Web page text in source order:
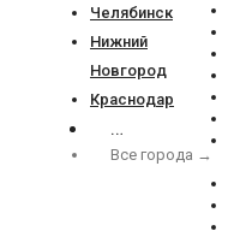
Челябинск
Нижний
Новгород
Краснодар
…
Все города →